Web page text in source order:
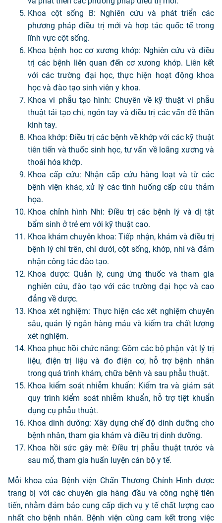
Khoa cột sống B: Nghiên cứu và phát triển các
phương pháp điều trị mới và hợp tác quốc tế trong
lĩnh vực cột sống.
Khoa bệnh học cơ xương khớp: Nghiên cứu và điều
trị các bệnh liên quan đến cơ xương khớp. Liên kết
với các trường đại học, thực hiện hoạt động khoa
học và đào tạo sinh viên y khoa.
Khoa vi phẫu tạo hình: Chuyên về kỹ thuật vi phẫu
thuật tái tạo chi, ngón tay và điều trị các vấn đề thần
kinh tay.
Khoa khớp: Điều trị các bệnh về khớp với các kỹ thuật
tiên tiến và thuốc sinh học, tư vấn về loãng xương và
thoái hóa khớp.
Khoa cấp cứu: Nhận cấp cứu hàng loạt và từ các
bệnh viện khác, xử lý các tình huống cấp cứu thảm
họa.
Khoa chỉnh hình Nhi: Điều trị các bệnh lý và dị tật
bẩm sinh ở trẻ em với kỹ thuật cao.
Khoa khám chuyên khoa: Tiếp nhận, khám và điều trị
bệnh lý chi trên, chi dưới, cột sống, khớp, nhi và đảm
nhận công tác đào tạo.
Khoa dược: Quản lý, cung ứng thuốc và tham gia
nghiên cứu, đào tạo với các trường đại học và cao
đẳng về dược.
Khoa xét nghiệm: Thực hiện các xét nghiệm chuyên
sâu, quản lý ngân hàng máu và kiểm tra chất lượng
xét nghiệm.
Khoa phục hồi chức năng: Gồm các bộ phận vật lý trị
liệu, điện trị liệu và đo điện cơ, hỗ trợ bệnh nhân
trong quá trình khám, chữa bệnh và sau phẫu thuật.
Khoa kiểm soát nhiễm khuẩn: Kiểm tra và giám sát
quy trình kiểm soát nhiễm khuẩn, hỗ trợ tiệt khuẩn
dụng cụ phẫu thuật.
Khoa dinh dưỡng: Xây dựng chế độ dinh dưỡng cho
bệnh nhân, tham gia khám và điều trị dinh dưỡng.
Khoa hồi sức gây mê: Điều trị phẫu thuật trước và
sau mổ, tham gia huấn luyện cán bộ y tế.
Mỗi khoa của Bệnh viện Chấn Thương Chỉnh Hình được
trang bị với các chuyên gia hàng đầu và công nghệ tiên
tiến, nhằm đảm bảo cung cấp dịch vụ y tế chất lượng cao
nhất cho bệnh nhân. Bệnh viện cũng cam kết trong việc